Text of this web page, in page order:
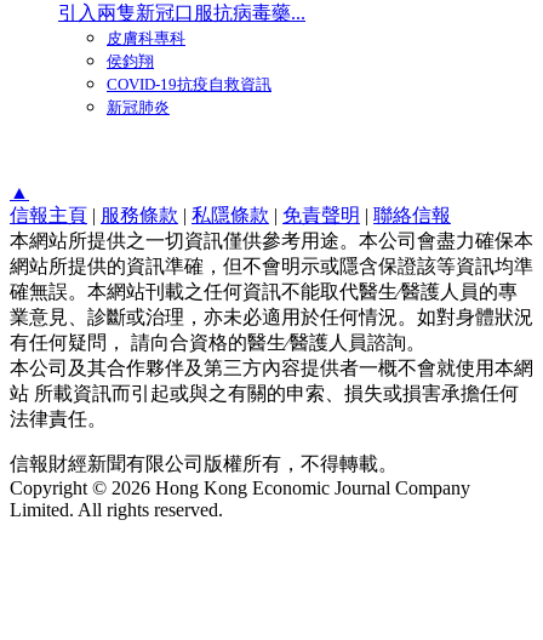
引入兩隻新冠口服抗病毒藥...
皮膚科專科
侯鈞翔
COVID-19抗疫自救資訊
新冠肺炎
▲
信報主頁 | 服務條款 | 私隱條款 | 免責聲明 | 聯絡信報
本網站所提供之一切資訊僅供參考用途。本公司會盡力確保本
網站所提供的資訊準確，但不會明示或隱含保證該等資訊均準
確無誤。本網站刊載之任何資訊不能取代醫生∕醫護人員的專
業意見、診斷或治理，亦未必適用於任何情況。如對身體狀況
有任何疑問， 請向合資格的醫生∕醫護人員諮詢。
本公司及其合作夥伴及第三方內容提供者一概不會就使用本網
站 所載資訊而引起或與之有關的申索、損失或損害承擔任何
法律責任。
信報財經新聞有限公司版權所有，不得轉載。
Copyright © 2026 Hong Kong Economic Journal Company
Limited. All rights reserved.